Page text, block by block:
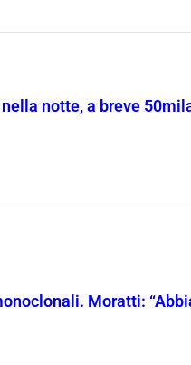
notte, a breve
Moratti: